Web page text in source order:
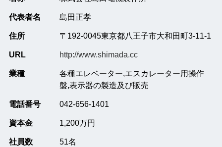
代表者名 島田正孝
住所 〒192‐0045東京都八王子市大和田町3-11-1
URL http://www.shimada.cc
業種
各種エレベーター,エスカレーター用操作
盤,表示器の製造及び販売
電話番号 042-656-1401
資本金 1,200万円
社員数 51名